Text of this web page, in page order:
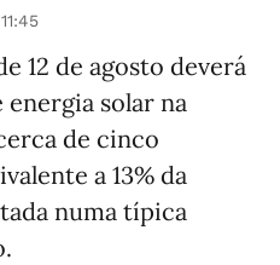
12 de agosto deverá
solar na
de cinco
a 13% da
numa típica